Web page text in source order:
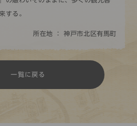
する。
所在地 ： 神戸市北区有馬町
一覧に戻る